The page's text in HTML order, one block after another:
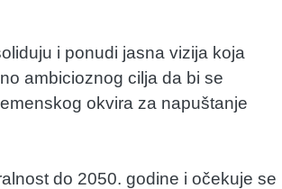
i ponudi jasna vizija koja
ambicioznog cilja da bi se
okvira za napuštanje
do 2050. godine i očekuje se